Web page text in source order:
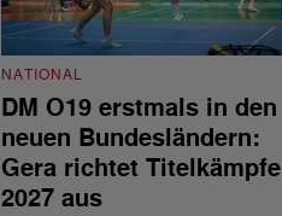
NATIONAL
DM O19 erstmals in den
neuen Bundesländern:
Gera richtet Titelkämpfe
2027 aus